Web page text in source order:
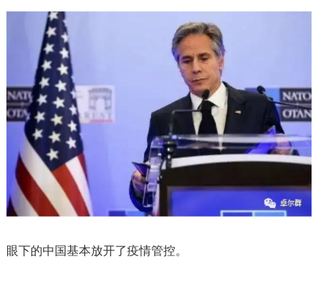
眼下的中国基本放开了疫情管控。